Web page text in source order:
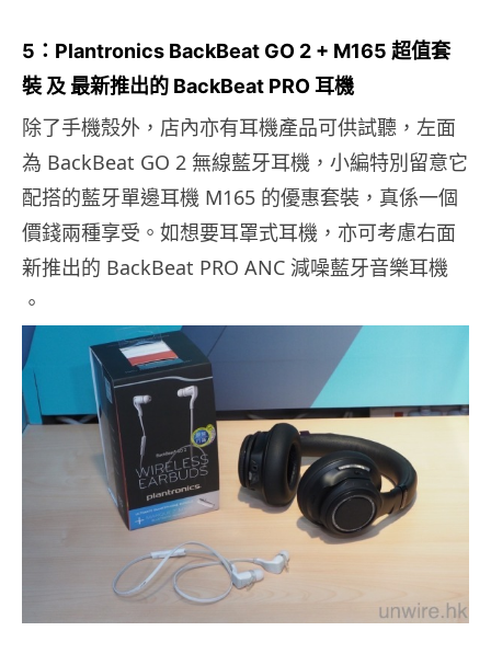
5：Plantronics BackBeat GO 2 + M165 超值套
裝 及 最新推出的 BackBeat PRO 耳機
除了手機殼外，店內亦有耳機產品可供試聽，左面
為 BackBeat GO 2 無線藍牙耳機，小編特別留意它
配搭的藍牙單邊耳機 M165 的優惠套裝，真係一個
價錢兩種享受。如想要耳罩式耳機，亦可考慮右面
新推出的 BackBeat PRO ANC 減噪藍牙音樂耳機
。